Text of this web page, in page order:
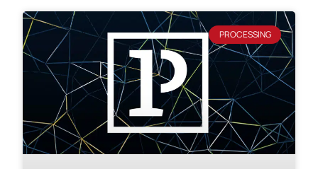
PROCESSING